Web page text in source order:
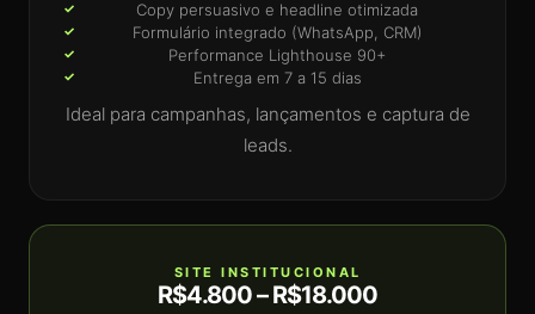
Copy persuasivo e headline otimizada
Formulário integrado (WhatsApp, CRM)
Performance Lighthouse 90+
Entrega em 7 a 15 dias
Ideal para campanhas, lançamentos e captura de
leads.
SITE INSTITUCIONAL
R$4.800 – R$18.000